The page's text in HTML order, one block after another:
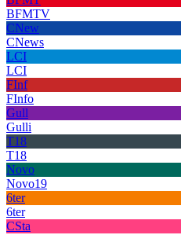
BFMTV
CNew
CNews
LCI
LCI
FInf
FInfo
Gull
Gulli
T18
T18
Novo
Novo19
6ter
6ter
CSta